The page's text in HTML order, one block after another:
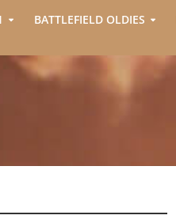
BATTLEFIELD OLDIES